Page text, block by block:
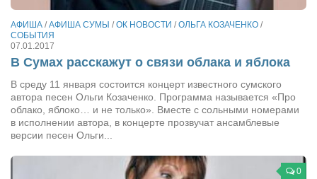
Досье
Арт-менеджеры
Лариса Ильченко
Орест Коваль
Тамара Кубракова
Елена Мельник
АФИША /АФИША СУМЫ /ОК НОВОСТИ /ОЛЬГА КОЗАЧЕНКО /
СОБЫТИЯ
07.01.2017
В Сумах расскажут о связи облака и яблока
В среду 11 января состоится концерт известного сумского
автора песен Ольги Козаченко. Программа называется «Про
облако, яблоко… и не только». Вместе с сольными номерами
в исполнении автора, в концерте прозвучат ансамблевые
версии песен Ольги...
0